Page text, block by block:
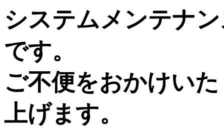
システムメンテナ
です。
ご不便をおかけい
上げます。